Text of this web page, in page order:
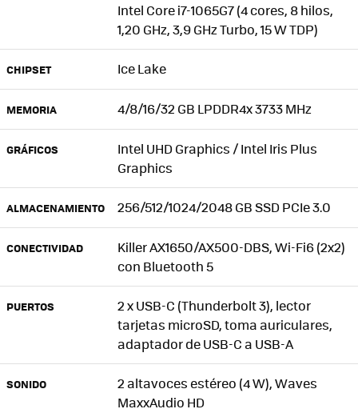
Intel Core i7-1065G7 (4 cores, 8 hilos,
1,20 GHz, 3,9 GHz Turbo, 15 W TDP)
CHIPSET Ice Lake
MEMORIA 4/8/16/32 GB LPDDR4x 3733 MHz
GRÁFICOS
Intel UHD Graphics / Intel Iris Plus
Graphics
ALMACENAMIENTO 256/512/1024/2048 GB SSD PCIe 3.0
CONECTIVIDAD
Killer AX1650/AX500-DBS, Wi-Fi6 (2x2)
con Bluetooth 5
PUERTOS
2 x USB-C (Thunderbolt 3), lector
tarjetas microSD, toma auriculares,
adaptador de USB-C a USB-A
SONIDO
2 altavoces estéreo (4 W), Waves
MaxxAudio HD